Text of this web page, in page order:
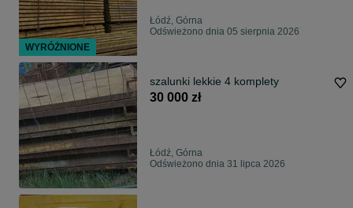
Łódź, Górna
Odświeżono dnia 05 sierpnia 2026
szalunki lekkie 4 komplety
30 000 zł
Łódź, Górna
Odświeżono dnia 31 lipca 2026
WYRÓŻNIONE